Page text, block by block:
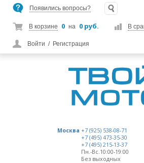
Появились вопросы?
В корзине 0 на 0 руб. В
Войти / Регистрация
Москва +7 (925) 538-08-71
+7 (495) 473-35-30
+7 (495) 215-13-37
Пн.-Вс.10:00-19:00
Без выходных